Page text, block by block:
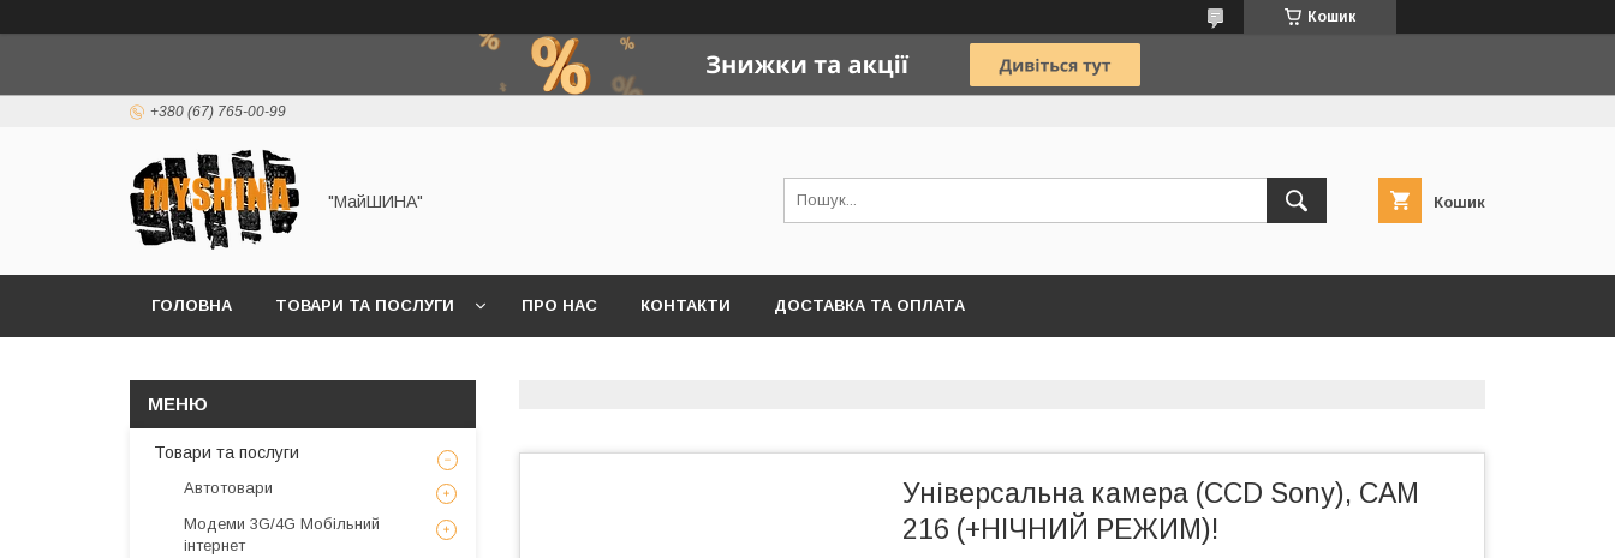
Кошик
+380 (67) 765-00-99
"МайШИНА" Кошик
ГОЛОВНА ТОВАРИ ТА ПОСЛУГИ ПРО НАС КОНТАКТИ ДОСТАВКА ТА ОПЛАТА
Універсальна камера (CCD Sony), CAM
216 (+НІЧНИЙ РЕЖИМ)!
Товари та послуги
Автотовари
Модеми 3G/4G Мобільний
інтернет